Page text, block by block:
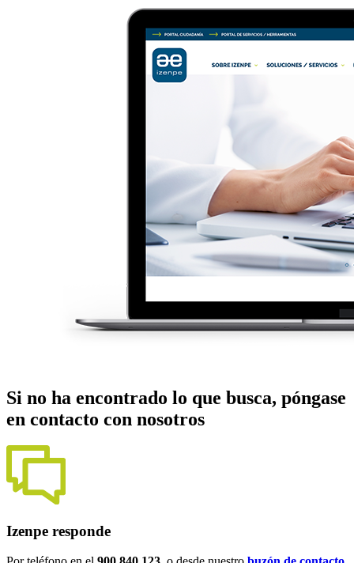
Si no ha encontrado lo que busca, póngase
en contacto con nosotros
Izenpe responde